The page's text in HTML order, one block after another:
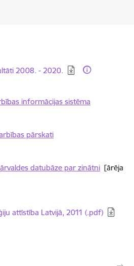
2008. - 2020.
informācijas sistēma
pārskati
datubāze par zinātni [ārēja
attīstība Latvijā, 2011 (.pdf)